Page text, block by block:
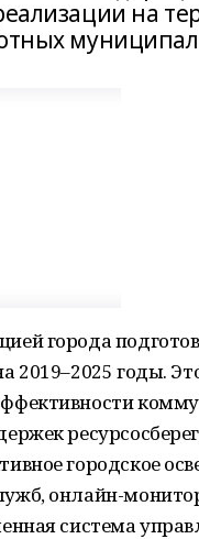
на
города
2019–2025 годы.
городское
онлайн-
система